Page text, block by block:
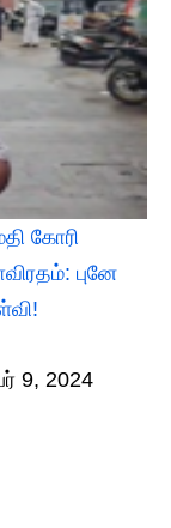
கோரி
புனே
9, 2024